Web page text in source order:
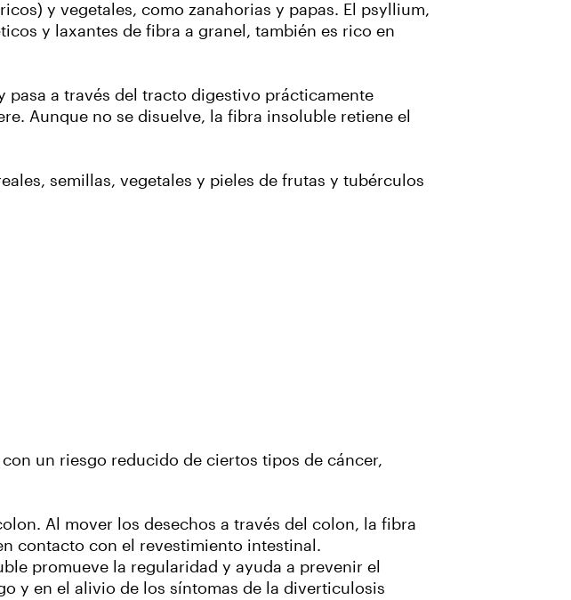
y vegetales, como zanahorias y papas. El psyllium,
y laxantes de fibra a granel, también es rico en
pasa a través del tracto digestivo prácticamente
Aunque no se disuelve, la fibra insoluble retiene el
semillas, vegetales y pieles de frutas y tubérculos
un riesgo reducido de ciertos tipos de cáncer,
Al mover los desechos a través del colon, la fibra
contacto con el revestimiento intestinal.
promueve la regularidad y ayuda a prevenir el
y en el alivio de los síntomas de la diverticulosis